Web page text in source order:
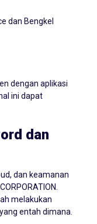
dan Bengkel
dengan aplikasi
ini dapat
dan
dan keamanan
melakukan
entah dimana.